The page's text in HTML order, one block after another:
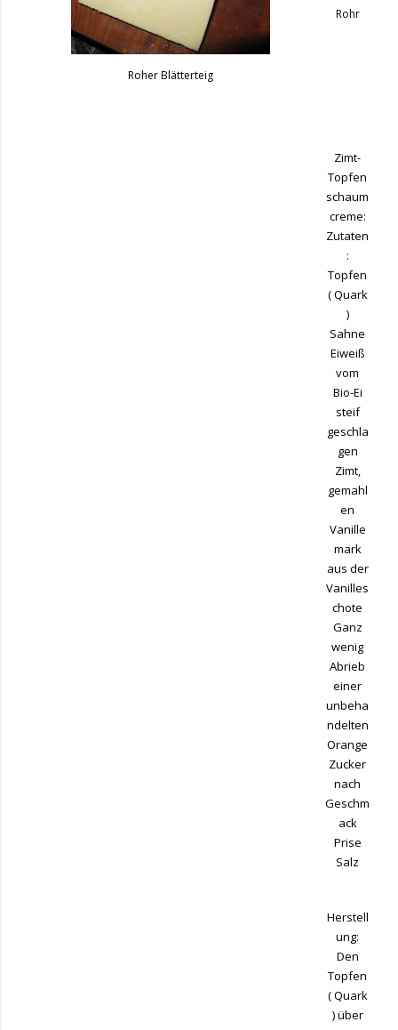
Roher Blätterteig
Rohr
Zimt-
Topfen
schaum
creme:
Zutaten
:
Topfen
( Quark
)
Sahne
Eiweiß
vom
Bio-Ei
steif
geschla
gen
Zimt,
gemahl
en
Vanille
mark
aus der
Vanilles
chote
Ganz
wenig
Abrieb
einer
unbeha
ndelten
Orange
Zucker
nach
Geschm
ack
Prise
Salz
Herstell
ung:
Den
Topfen
( Quark
) über